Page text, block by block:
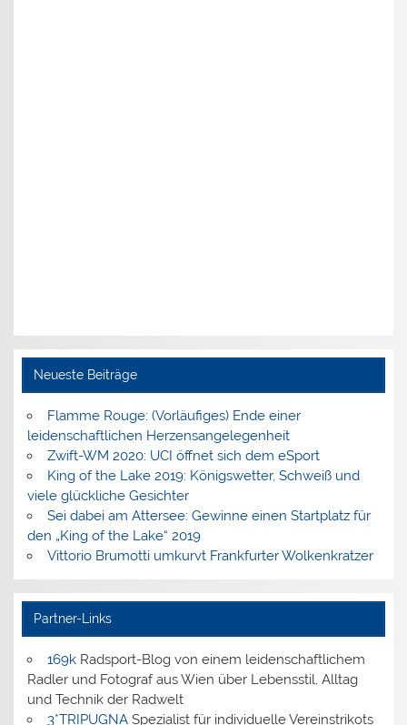
Neueste Beiträge
Flamme Rouge: (Vorläufiges) Ende einer
leidenschaftlichen Herzensangelegenheit
Zwift-WM 2020: UCI öffnet sich dem eSport
King of the Lake 2019: Königswetter, Schweiß und
viele glückliche Gesichter
Sei dabei am Attersee: Gewinne einen Startplatz für
den „King of the Lake“ 2019
Vittorio Brumotti umkurvt Frankfurter Wolkenkratzer
Partner-Links
169kRadsport-Blog von einem leidenschaftlichem
Radler und Fotograf aus Wien über Lebensstil, Alltag
und Technik der Radwelt
3*TRIPUGNASpezialist für individuelle Vereinstrikots